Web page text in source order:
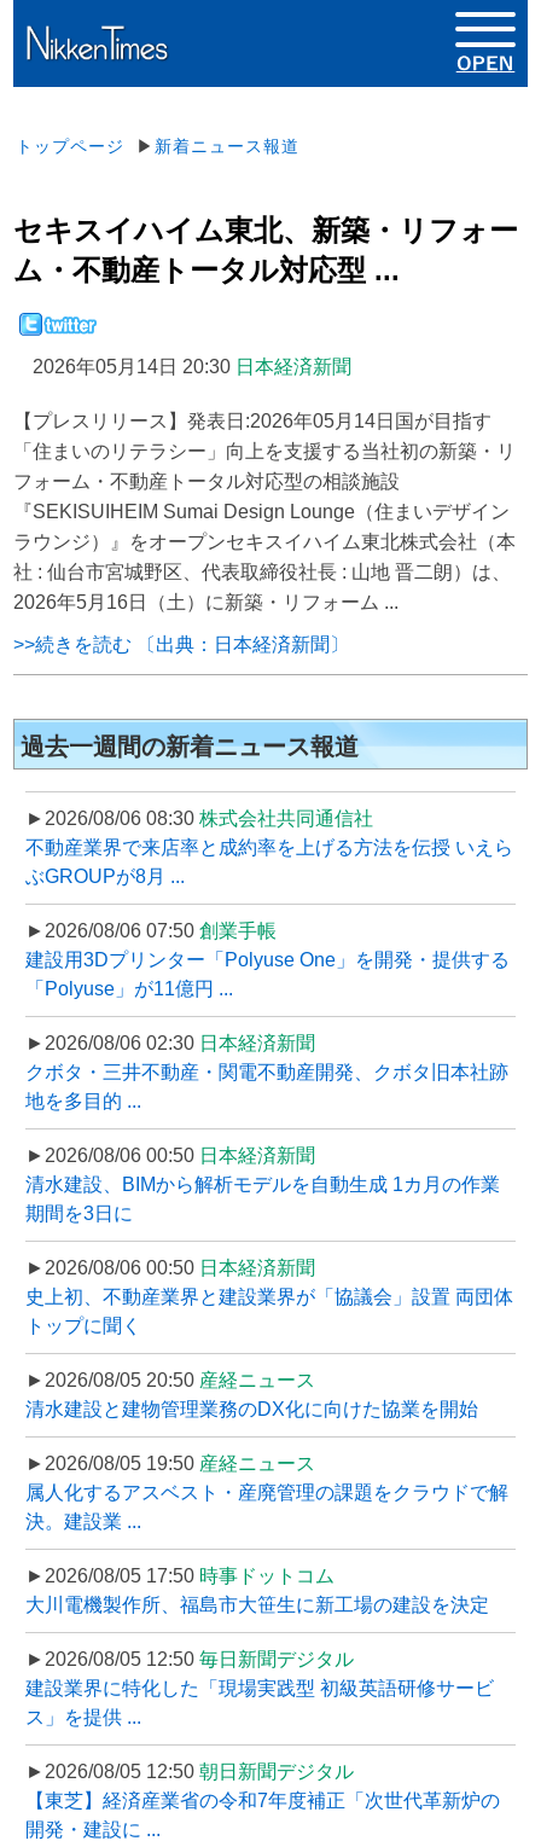
トップページ ▶ 新着ニュース報道
セキスイハイム東北、新築・リフォー
ム・不動産トータル対応型 ...
2026年05月14日 20:30 日本経済新聞
【プレスリリース】発表日:2026年05月14日国が目指す
「住まいのリテラシー」向上を支援する当社初の新築・リ
フォーム・不動産トータル対応型の相談施設
『SEKISUIHEIM Sumai Design Lounge（住まいデザイン
ラウンジ）』をオープンセキスイハイム東北株式会社（本
社 : 仙台市宮城野区、代表取締役社長 : 山地 晋二朗）は、
2026年5月16日（土）に新築・リフォーム ...
>>続きを読む 〔出典：日本経済新聞〕
過去一週間の新着ニュース報道
►2026/08/06 08:30 株式会社共同通信社
不動産業界で来店率と成約率を上げる方法を伝授 いえら
ぶGROUPが8月 ...
►2026/08/06 07:50 創業手帳
建設用3Dプリンター「Polyuse One」を開発・提供する
「Polyuse」が11億円 ...
►2026/08/06 02:30 日本経済新聞
クボタ・三井不動産・関電不動産開発、クボタ旧本社跡
地を多目的 ...
►2026/08/06 00:50 日本経済新聞
清水建設、BIMから解析モデルを自動生成 1カ月の作業
期間を3日に
►2026/08/06 00:50 日本経済新聞
史上初、不動産業界と建設業界が「協議会」設置 両団体
トップに聞く
►2026/08/05 20:50 産経ニュース
清水建設と建物管理業務のDX化に向けた協業を開始
►2026/08/05 19:50 産経ニュース
属人化するアスベスト・産廃管理の課題をクラウドで解
決。建設業 ...
►2026/08/05 17:50 時事ドットコム
大川電機製作所、福島市大笹生に新工場の建設を決定
►2026/08/05 12:50 毎日新聞デジタル
建設業界に特化した「現場実践型 初級英語研修サービ
ス」を提供 ...
►2026/08/05 12:50 朝日新聞デジタル
【東芝】経済産業省の令和7年度補正「次世代革新炉の
開発・建設に ...